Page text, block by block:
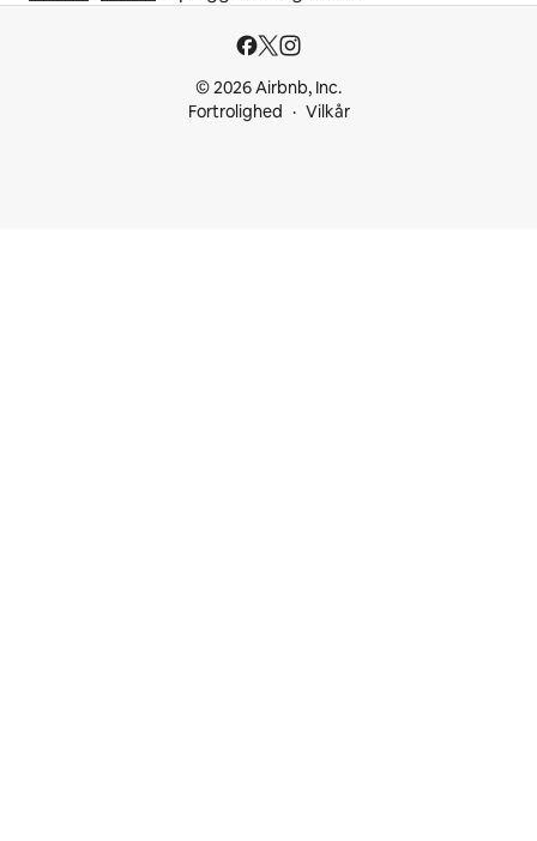
© 2026 Airbnb, Inc.
Fortrolighed
Vilkår